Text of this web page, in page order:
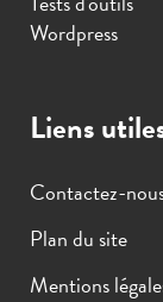
Wordpress
Liens
Contactez-
Plan du site
Mentions